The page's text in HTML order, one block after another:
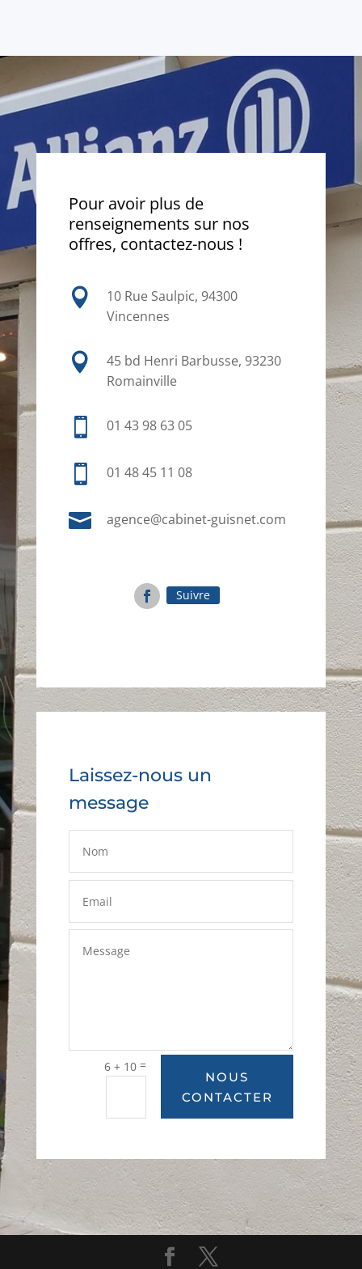
Pour avoir plus de
renseignements sur nos
offres, contactez-nous !

10 Rue Saulpic, 94300
Vincennes

45 bd Henri Barbusse, 93230
Romainville
 01 43 98 63 05
 01 48 45 11 08
 agence@cabinet-guisnet.com
Suivre
Laissez-nous un
message
6 + 10 =
NOUS
CONTACTER